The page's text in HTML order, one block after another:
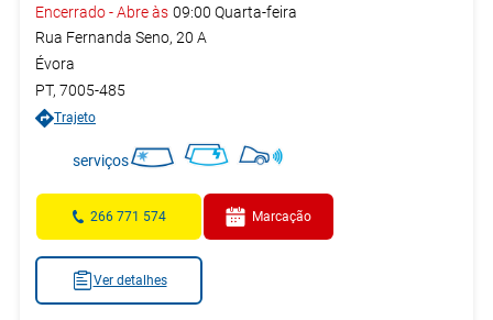
Encerrado-Abre às 09:00 Quarta-feira
Rua Fernanda Seno, 20 A
Évora
PT, 7005-485
Trajeto
serviços
266 771 574 Marcação
Ver detalhes